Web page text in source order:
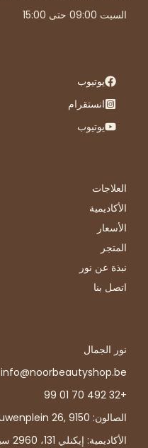
السبت 09:00 حتى 15:00
يوتيوب
انستقرام
يوتيوب
العلاجات
الأكاديمية
الأسعار
المتجر
نبذة عن نور
اتصل بنا
نور الجمال
info@noorbeautyshop.be
+32 492 70 01 99
الصالون: O.L. Vrouwenplein 26, 9150 كرويبيكه
الأكاديمية: إيكنلي 131، 2960 سينت-جوب-إن-ت-غور